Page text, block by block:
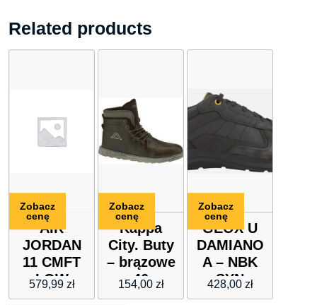
Related products
AIR
JORDAN
11 CMFT
LOW
579,99 zł
Zobacz
cenę
Kappa
City. Buty
– brązowe
46
154,00 zł
Zobacz
cenę
GEOX U
DAMIANO
A – NBK
SYN
WRINK.SY
428,00 zł
Zobacz
cenę